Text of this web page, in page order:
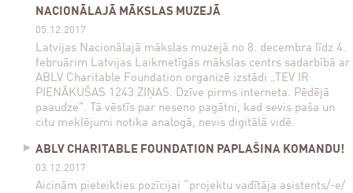
NACIONĀLAJĀ MĀKSLAS MUZEJĀ
05.12.2017
Latvijas Nacionālajā mākslas muzejā no 8. decembra līdz 4.
februārim Latvijas Laikmetīgās mākslas centrs sadarbībā ar
ABLV Charitable Foundation organizē izstādi „TEV IR
PIENĀKUŠAS 1243 ZIŅAS. Dzīve pirms interneta. Pēdējā
paaudze”. Tā vēstīs par neseno pagātni, kad sevis paša un
citu meklējumi notika analogā, nevis digitālā vidē.
ABLV CHARITABLE FOUNDATION PAPLAŠINA KOMANDU!
03.12.2017
Aicinām pieteikties pozīcijai “projektu vadītāja asistents/-e/